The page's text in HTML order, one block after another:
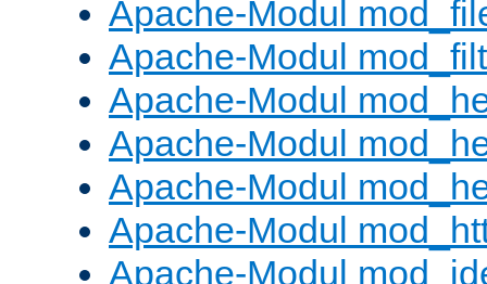
Apache-Modul
Apache-Modul
Apache-Modul
Apache-Modul
Apache-Modul
Apache-Modul
Apache-Modul